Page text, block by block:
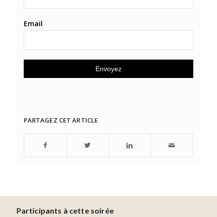
Email
PARTAGEZ CET ARTICLE
Participants à cette soirée